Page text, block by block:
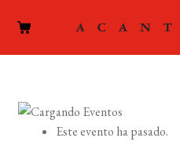
Este evento ha pasado.